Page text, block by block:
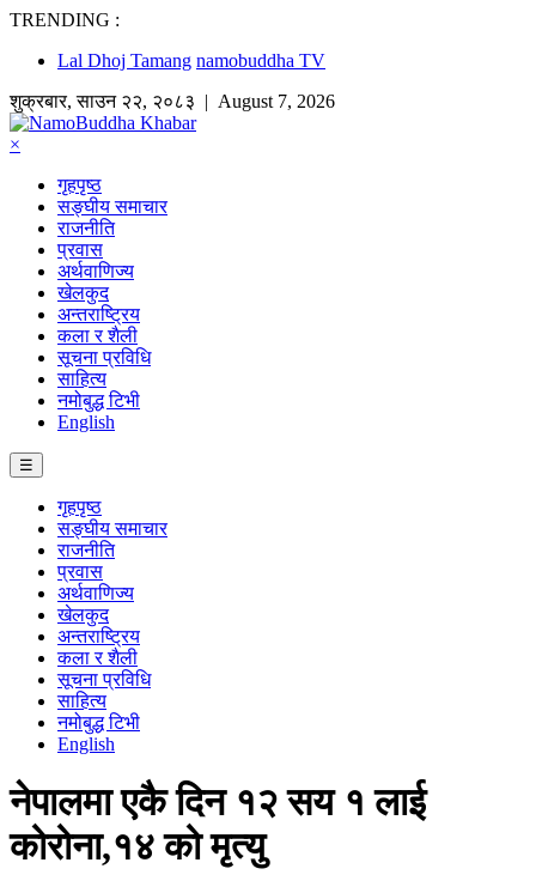
TRENDING :
Lal Dhoj Tamang namobuddha TV
शुक्रबार,साउन २२, २०८३ | August 7, 2026
×
गृहपृष्ठ
सङ्घीय समाचार
राजनीति
प्रवास
अर्थवाणिज्य
खेलकुद
अन्तराष्ट्रिय
कला र शैली
सूचना प्रविधि
साहित्य
नमोबुद्ध टिभी
English
☰
गृहपृष्ठ
सङ्घीय समाचार
राजनीति
प्रवास
अर्थवाणिज्य
खेलकुद
अन्तराष्ट्रिय
कला र शैली
सूचना प्रविधि
साहित्य
नमोबुद्ध टिभी
English
नेपालमा एकै दिन १२ सय १ लाई
कोरोना,१४ को मृत्यु